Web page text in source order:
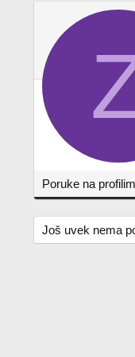
Poruke na
Još uvek nema